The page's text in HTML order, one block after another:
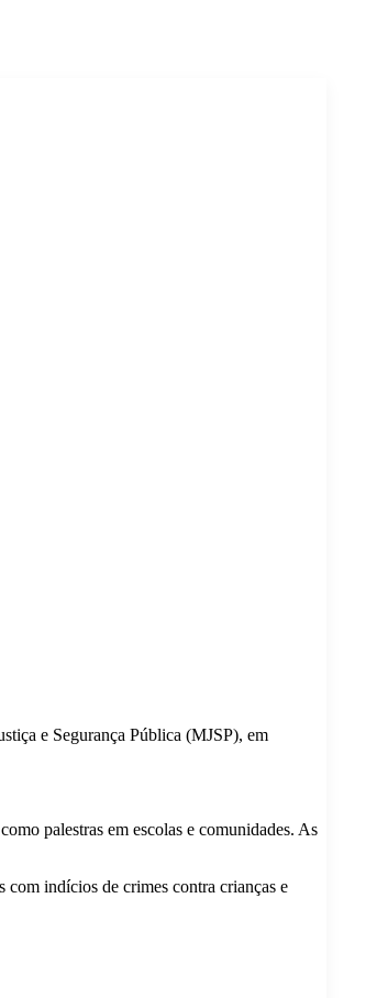
e Segurança Pública (MJSP), em
palestras em escolas e comunidades. As
com indícios de crimes contra crianças e